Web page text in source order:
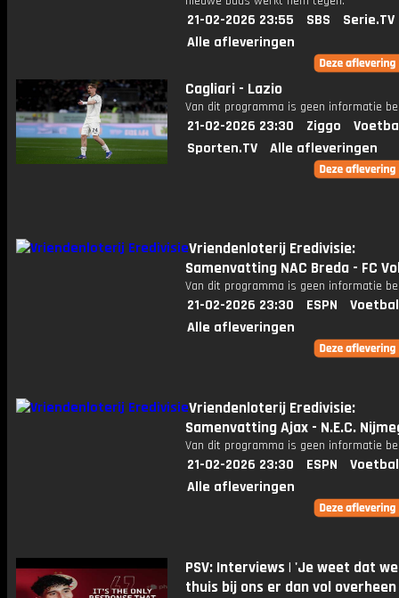
21-02-2026 23:55 SBS
Serie.TV
Alle afleveringen
Cagliari - Lazio
Van dit programma is geen informatie
21-02-2026 23:30 Ziggo
Sporten.TV
Alle afleveringen
Vriendenloterij Eredivisie:
Samenvatting NAC Breda - FC
Van dit programma is geen informatie
21-02-2026 23:30 ESPN
Alle afleveringen
Vriendenloterij Eredivisie:
Samenvatting Ajax - N.E.C.
Van dit programma is geen informatie
21-02-2026 23:30 ESPN
Alle afleveringen
PSV: Interviews | 'Je weet dat
thuis bij ons er dan vol